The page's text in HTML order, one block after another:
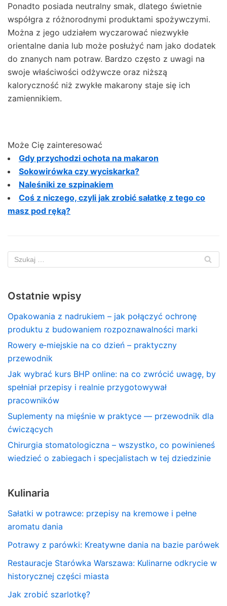
Ponadto posiada neutralny smak, dlatego świetnie
współgra z różnorodnymi produktami spożywczymi.
Można z jego udziałem wyczarować niezwykłe
orientalne dania lub może posłużyć nam jako dodatek
do znanych nam potraw. Bardzo często z uwagi na
swoje właściwości odżywcze oraz niższą
kaloryczność niż zwykłe makarony staje się ich
zamiennikiem.
Może Cię zainteresować
Gdy przychodzi ochota na makaron
Sokowirówka czy wyciskarka?
Naleśniki ze szpinakiem
Coś z niczego, czyli jak zrobić sałatkę z tego co
masz pod ręką?
Ostatnie wpisy
Opakowania z nadrukiem – jak połączyć ochronę
produktu z budowaniem rozpoznawalności marki
Rowery e‑miejskie na co dzień – praktyczny
przewodnik
Jak wybrać kurs BHP online: na co zwrócić uwagę, by
spełniał przepisy i realnie przygotowywał
pracowników
Suplementy na mięśnie w praktyce — przewodnik dla
ćwiczących
Chirurgia stomatologiczna – wszystko, co powinieneś
wiedzieć o zabiegach i specjalistach w tej dziedzinie
Kulinaria
Sałatki w potrawce: przepisy na kremowe i pełne
aromatu dania
Potrawy z parówki: Kreatywne dania na bazie parówek
Restauracje Starówka Warszawa: Kulinarne odkrycie w
historycznej części miasta
Jak zrobić szarlotkę?